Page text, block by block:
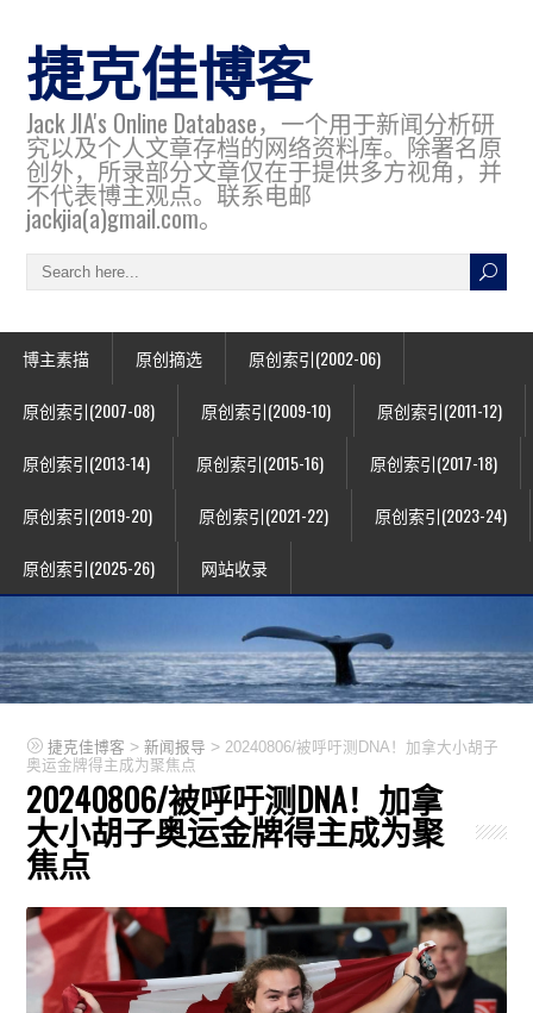
捷克佳博客
Jack JIA's Online Database，一个用于新闻分析研
究以及个人文章存档的网络资料库。除署名原
创外，所录部分文章仅在于提供多方视角，并
不代表博主观点。联系电邮
jackjia(a)gmail.com。
博主素描 原创摘选 原创索引(2002-06)
原创索引(2007-08) 原创索引(2009-10) 原创索引(2011-12)
原创索引(2013-14) 原创索引(2015-16) 原创索引(2017-18)
原创索引(2019-20) 原创索引(2021-22) 原创索引(2023-24)
原创索引(2025-26) 网站收录
捷克佳博客 >新闻报导 > 20240806/被呼吁测DNA！加拿大小胡子
奥运金牌得主成为聚焦点
20240806/被呼吁测DNA！加拿
大小胡子奥运金牌得主成为聚
焦点